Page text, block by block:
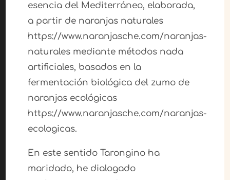
esencia del Mediterráneo, elaborada,
a partir de naranjas naturales
https://www.naranjasche.com/naranjas-
naturales mediante métodos nada
artificiales, basados en la
fermentación biológica del zumo de
naranjas ecológicas
https://www.naranjasche.com/naranjas-
ecologicas.
En este sentido Tarongino ha
maridado, he dialogado